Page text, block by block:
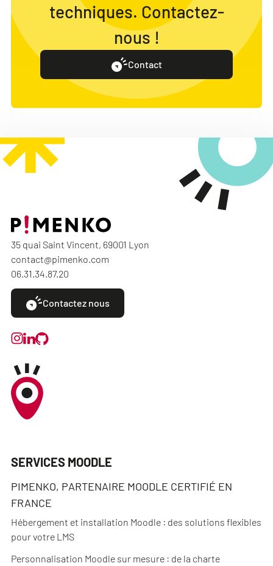
techniques. Contactez-
nous !
Contact
35 quai Saint Vincent, 69001 Lyon
contact@pimenko.com
06.31.34.87.20
Contactez nous
SERVICES MOODLE
PIMENKO, PARTENAIRE MOODLE CERTIFIÉ EN
FRANCE
Hébergement et installation Moodle : des solutions flexibles
pour votre LMS
Personnalisation Moodle sur mesure : de la charte